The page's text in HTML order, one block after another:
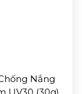
Nắng
UV30 (30g)